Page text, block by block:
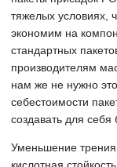
тяжелых условиях,
экономим на
стандартных
производителям
нам же не нужно
себестоимости
создавать для
Уменьшение